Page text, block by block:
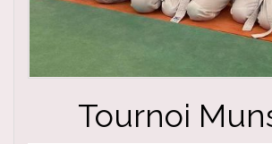
Tournoi